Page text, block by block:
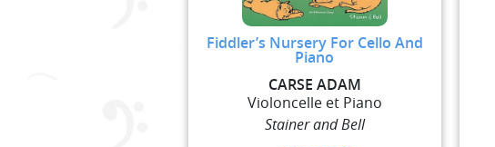
Fiddler’s Nursery For Cello And
Piano
CARSE ADAM
Violoncelle et Piano
Stainer and Bell